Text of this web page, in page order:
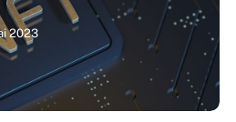
2023